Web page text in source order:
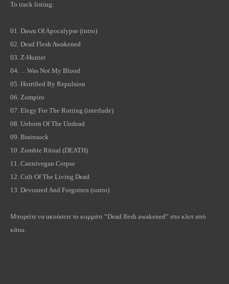
To track listing:
01. Dawn Of Apocalypse (intro)
02. Dead Flesh Awakened
03. Z-Hunter
04.
…Was Not My Blood
05. Horrified By Repulsion
06. Zompiro
07. Elegy For The Rotting (interlude)
08. Unborn Of The Undead
09. Brainsuck
10. Zombie Ritual (DEATH)
11. Cannivegan Corpse
12. Cult Of The Living Dead
13. Devoured And Forgotten (outro)
Μπορείτε να ακούσετε το κομμάτι “Dead flesh awakened” στο κλιπ από
κάτω.